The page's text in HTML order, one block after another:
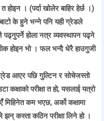
होइन । (पर्दा खोलेर बाहिर हेर्छ ।)
के हुने भन्ने पनि यही ग्रेडले
पढ्नुपर्ने होला नत्र व्यवस्थापन पढ्ने
होइन भो । फल भन्दै धेरै हाउगुजी
आएर पछि गुल्टिन र सोचेजस्तो
परीक्षा त हो, यसलाई यत्रो
कम भएछ, अर्को कक्षामा
कस्ता कठिन परीक्षा लिने हो ।